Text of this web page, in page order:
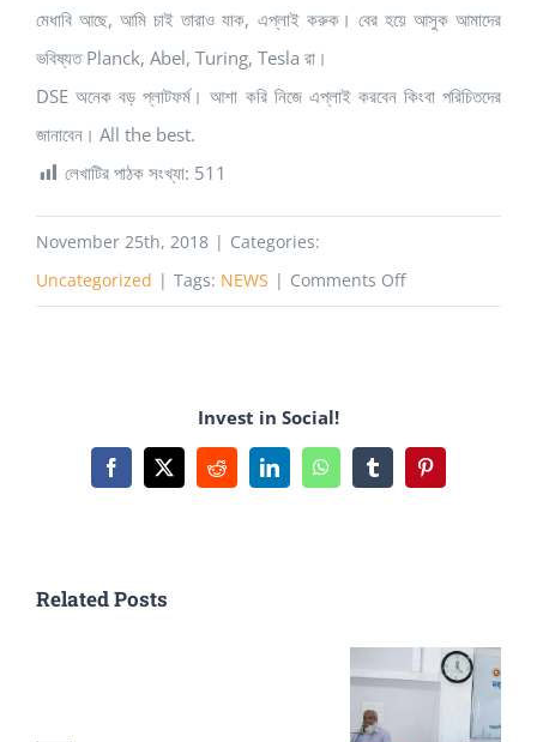
মেধাবি আছে, আমি চাই তারাও যাক, এপ্লাই করুক। বের হয়ে আসুক আমাদের
ভবিষ্যত Planck, Abel, Turing, Tesla রা।
DSE অনেক বড় প্লাটফর্ম। আশা করি নিজে এপ্লাই করবেন কিংবা পরিচিতদের
জানাবেন। All the best.
লেখাটির পাঠক সংখ্যা: 511
November 25th, 2018 | Categories:
Uncategorized | Tags: NEWS | Comments Offon
ঘুরে
Invest in Social!
Facebook
X RedditLinkedInWhatsAppTumblrPinterest
Related Posts